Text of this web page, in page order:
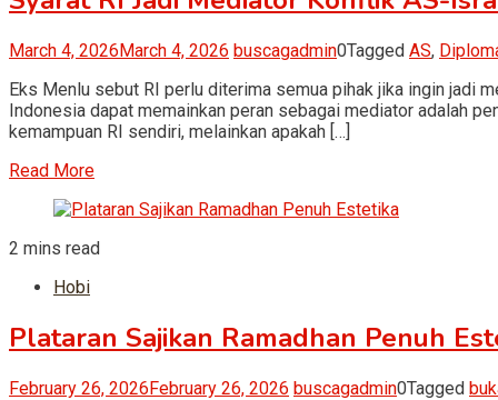
March 4, 2026 March 4, 2026 buscagadmin0Tagged AS,
Eks Menlu sebut RI perlu diterima semua pihak jika ingin jadi
Indonesia dapat memainkan peran sebagai mediator adalah
kemampuan RI sendiri, melainkan apakah […]
Read More
2 mins read
Hobi
Plataran Sajikan Ramadhan Penuh
February 26, 2026 February 26, 2026 buscagadmin0Tagged